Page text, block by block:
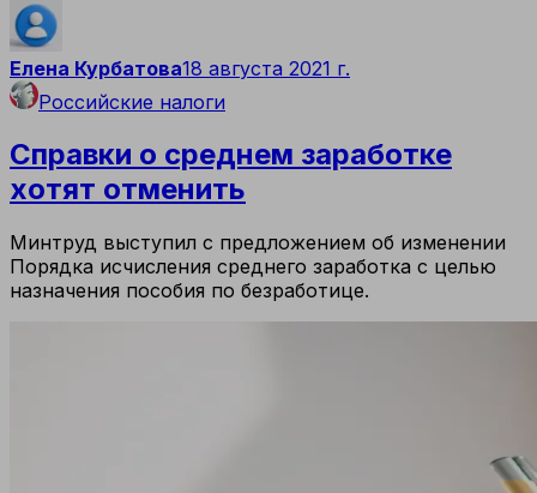
Елена Курбатова18 августа 2021 г.
Российские налоги
Справки о среднем заработке
хотят отменить
Минтруд выступил с предложением об изменении
Порядка исчисления среднего заработка с целью
назначения пособия по безработице.